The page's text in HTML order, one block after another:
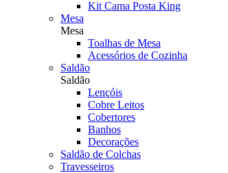
Kit Cama Posta King
Mesa
Mesa
Toalhas de Mesa
Acessórios de Cozinha
Saldão
Saldão
Lençóis
Cobre Leitos
Cobertores
Banhos
Decorações
Saldão de Colchas
Travesseiros